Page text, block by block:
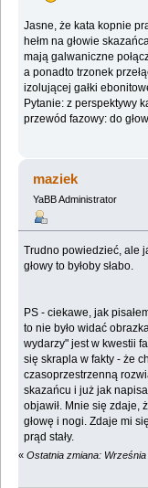
Jasne, że kata kopnie
hełm na głowie
mają galwaniczne
a ponadto trzonek
izolującej gałki
Pytanie: z perspektywy
przewód fazowy: do
maziek
YaBB Administrator
Trudno powiedzieć, ale
głowy to byłoby słabo.
PS - ciekawe, jak
to nie było widać
wydarzy" jest w kwestii
się skrapla w fakty - że
czasoprzestrzenną
skazańcu i już jak
objawił. Mnie się zdaje,
głowę i nogi. Zdaje mi
prąd stały.
« Ostatnia zmiana: